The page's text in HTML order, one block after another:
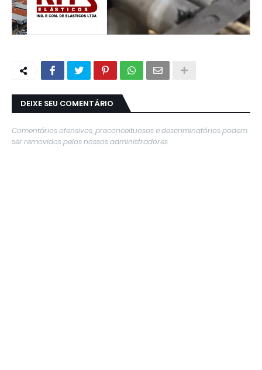
DEIXE SEU COMENTÁRIO
Comentários ofensivos, preconceituosos e descriminatórios podem
ser removidos pelos nossos administradores.